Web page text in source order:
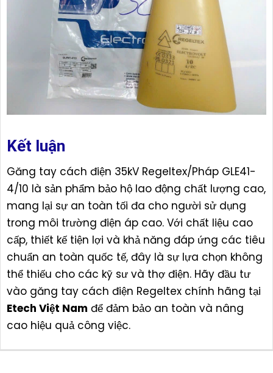
Kết luận
Găng tay cách điện 35kV Regeltex/Pháp GLE41-
4/10 là sản phẩm bảo hộ lao động chất lượng cao,
mang lại sự an toàn tối đa cho người sử dụng
trong môi trường điện áp cao. Với chất liệu cao
cấp, thiết kế tiện lợi và khả năng đáp ứng các tiêu
chuẩn an toàn quốc tế, đây là sự lựa chọn không
thể thiếu cho các kỹ sư và thợ điện. Hãy đầu tư
vào găng tay cách điện Regeltex chính hãng tại
Etech Việt Nam để đảm bảo an toàn và nâng
cao hiệu quả công việc.